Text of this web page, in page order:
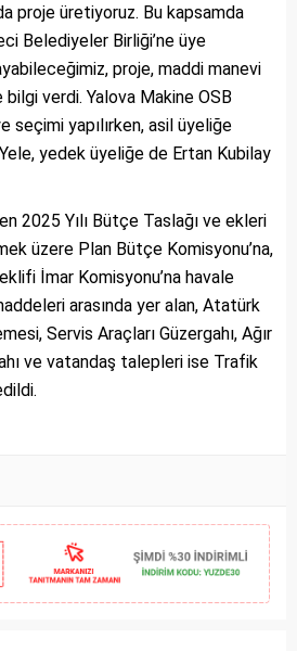
proje üretiyoruz. Bu kapsamda
Belediyeler Birliği’ne üye
proje, maddi manevi
verdi. Yalova Makine OSB
yapılırken, asil üyeliğe
yedek üyeliğe de Ertan Kubilay
2025 Yılı Bütçe Taslağı ve ekleri
üzere Plan Bütçe Komisyonu’na,
İmar Komisyonu’na havale
arasında yer alan, Atatürk
Servis Araçları Güzergahı, Ağır
ve vatandaş talepleri ise Trafik